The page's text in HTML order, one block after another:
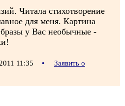
Читала стихотворение
для меня. Картина
у Вас необычные -
11:35 •
Заявить о